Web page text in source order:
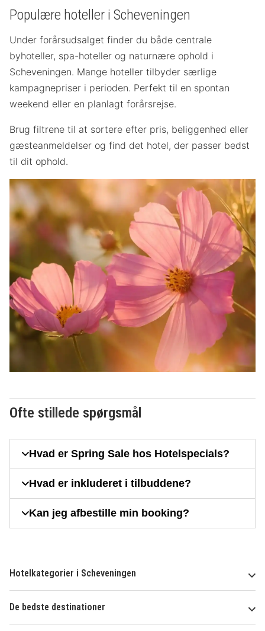
Populære hoteller i Scheveningen
Under forårsudsalget finder du både centrale
byhoteller, spa-hoteller og naturnære ophold i
Scheveningen. Mange hoteller tilbyder særlige
kampagnepriser i perioden. Perfekt til en spontan
weekend eller en planlagt forårsrejse.
Brug filtrene til at sortere efter pris, beliggenhed eller
gæsteanmeldelser og find det hotel, der passer bedst
til dit ophold.
Ofte stillede spørgsmål
Hvad er Spring Sale hos Hotelspecials?
Hvad er inkluderet i tilbuddene?
Kan jeg afbestille min booking?
Hotelkategorier i Scheveningen
De bedste destinationer